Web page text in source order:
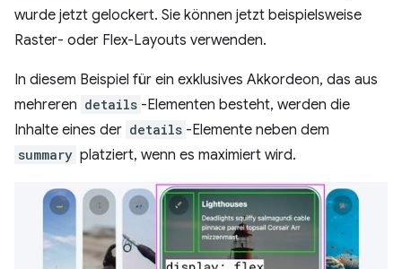
wurde jetzt gelockert. Sie können jetzt beispielsweise
Raster- oder Flex-Layouts verwenden.
In diesem Beispiel für ein exklusives Akkordeon, das aus
mehreren details -Elementen besteht, werden die
Inhalte eines der details -Elemente neben dem
summary platziert, wenn es maximiert wird.